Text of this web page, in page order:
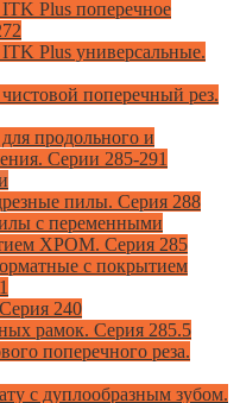
Plus поперечное
Plus универсальные.
поперечный рез.
продольного и
Серии 285-291
пилы. Серия 288
с переменными
ХРОМ. Серия 285
с покрытием
240
рамок. Серия 285.5
поперечного реза.
с дуплообразным зубом.